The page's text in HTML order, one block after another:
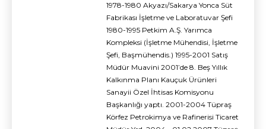
1978-1980 Akyazı/Sakarya Yonca Süt
Fabrikası İşletme ve Laboratuvar Şefi
1980-1995 Petkim A.Ş. Yarımca
Kompleksi (İşletme Mühendisi, İşletme
Şefi, Başmühendis.) 1995-2001 Satış
Müdür Muavini 2001’de 8. Beş Yıllık
Kalkınma Planı Kauçuk Ürünleri
Sanayii Özel İhtisas Komisyonu
Başkanlığı yaptı. 2001-2004 Tüpraş
Körfez Petrokimya ve Rafinerisi Ticaret